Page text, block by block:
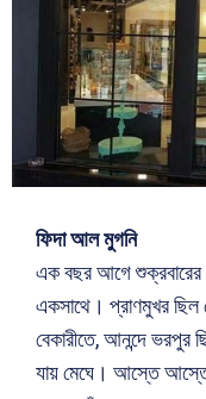
ফিদা আল মুগনি
এক বছর আগে শুক্রবারের
একসাথে। প্রাণমুখর ছিল
বেকারীতে, আনন্দে
যায় মেঘে। আস্তে আস্তে